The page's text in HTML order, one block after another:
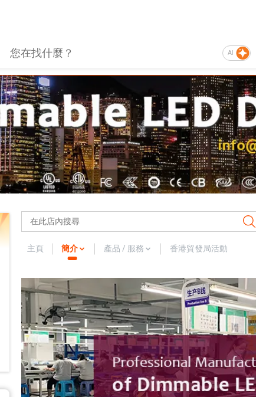
AI
主頁 簡介 產品 / 服務 香港貿發局活動